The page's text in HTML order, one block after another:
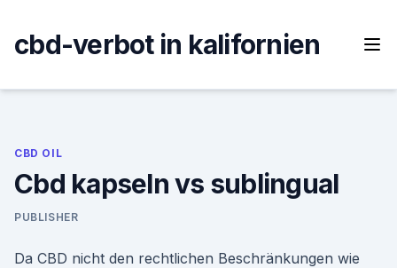
content
cbd-verbot in kalifornien
CBD OIL
Cbd kapseln vs sublingual
PUBLISHER
Da CBD nicht den rechtlichen Beschränkungen wie